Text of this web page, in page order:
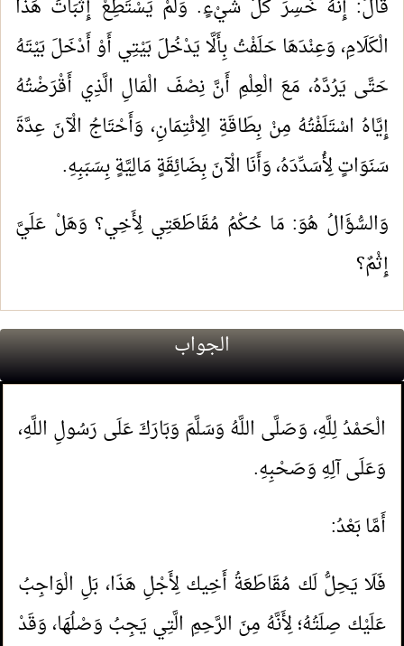
قَالَ: إِنَّهُ خَسِرَ كُلَّ شَيْءٍ. وَلَمْ يَسْتَطِعْ إِثْبَاتَ هَذَا
الْكَلَامِ، وَعِنْدَهَا حَلَفْتُ بِأَلَّا يَدْخُلَ بَيْتِي أَوْ أَدْخَلَ بَيْتَهُ
حَتَّى يَرُدَّهُ، مَعَ الْعِلْمِ أَنَّ نِصْفَ الْمَالِ الَّذِي أَقْرَضْتُهُ
إِيَّاهُ اسْتَلَفْتُهُ مِنْ بِطَاقَةِ الِائْتِمَانِ، وَأَحْتَاجُ الْآنَ عِدَّةَ
سَنَوَاتٍ لِأُسَدِّدَهُ، وَأَنَا الْآنَ بِضَائِقَةٍ مَالِيَّةٍ بِسَبَبِهِ.
وَالسُّؤَالُ هُوَ: مَا حُكْمُ مُقَاطَعَتِي لِأَخِي؟ وَهَلْ عَلَيَّ
إِثْمٌ؟
الجواب
الْحَمْدُ لِلَّهِ، وَصَلَّى اللَّهُ وَسَلَّمَ وَبَارَكَ عَلَى رَسُولِ اللَّهِ،
وَعَلَى آلِهِ وَصَحْبِهِ.
أَمَّا بَعْدُ:
فَلَا يَحِلُّ لَك مُقَاطَعَةُ أَخِيك لِأَجْلِ هَذَا، بَلِ الْوَاجِبُ
عَلَيْك صِلَتُهُ؛ لِأَنَّهُ مِنَ الرَّحِمِ الَّتِي يَجِبُ وَصْلُهَا، وَقَدْ